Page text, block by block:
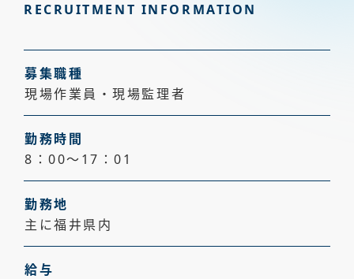
よくあるご
採用情報
RECRUIT
防水ジャーナル
BLOG
メールでお問い合わせ
RECRUITMENT INFORMATION
募集職種
現場作業員・現場監理者
勤務時間
8：00～17：01
勤務地
主に福井県内
給与